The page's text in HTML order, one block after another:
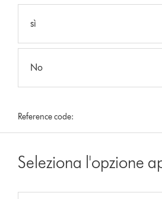
sì
No
Reference code:
Seleziona l'opzione